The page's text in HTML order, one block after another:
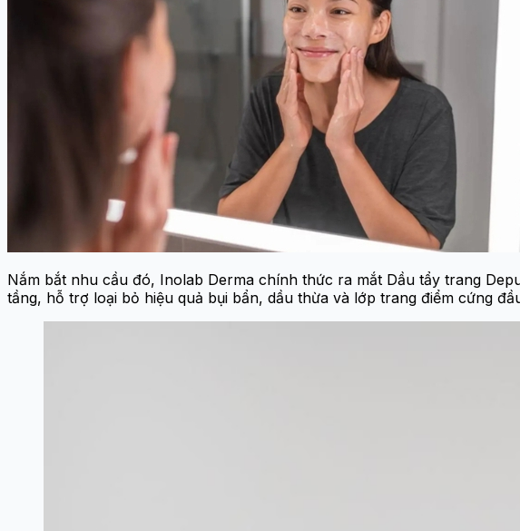
Nắm bắt nhu cầu đó, Inolab Derma chính thức ra mắt Dầu tẩy trang
tầng, hỗ trợ loại bỏ hiệu quả bụi bẩn, dầu thừa và lớp trang điểm cứng